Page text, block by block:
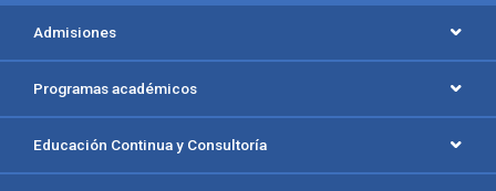
Admisiones
Programas académicos
Educación Continua y Consultoría